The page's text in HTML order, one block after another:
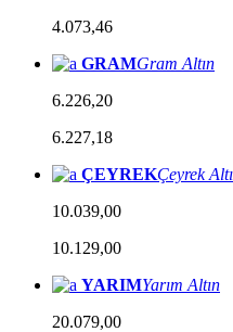
4.073,46
GRAMGram Altın
6.226,20
6.227,18
ÇEYREKÇeyrek
10.039,00
10.129,00
YARIMYarım Altın
20.079,00